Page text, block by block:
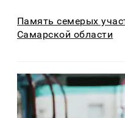
Память семерых
Самарской области